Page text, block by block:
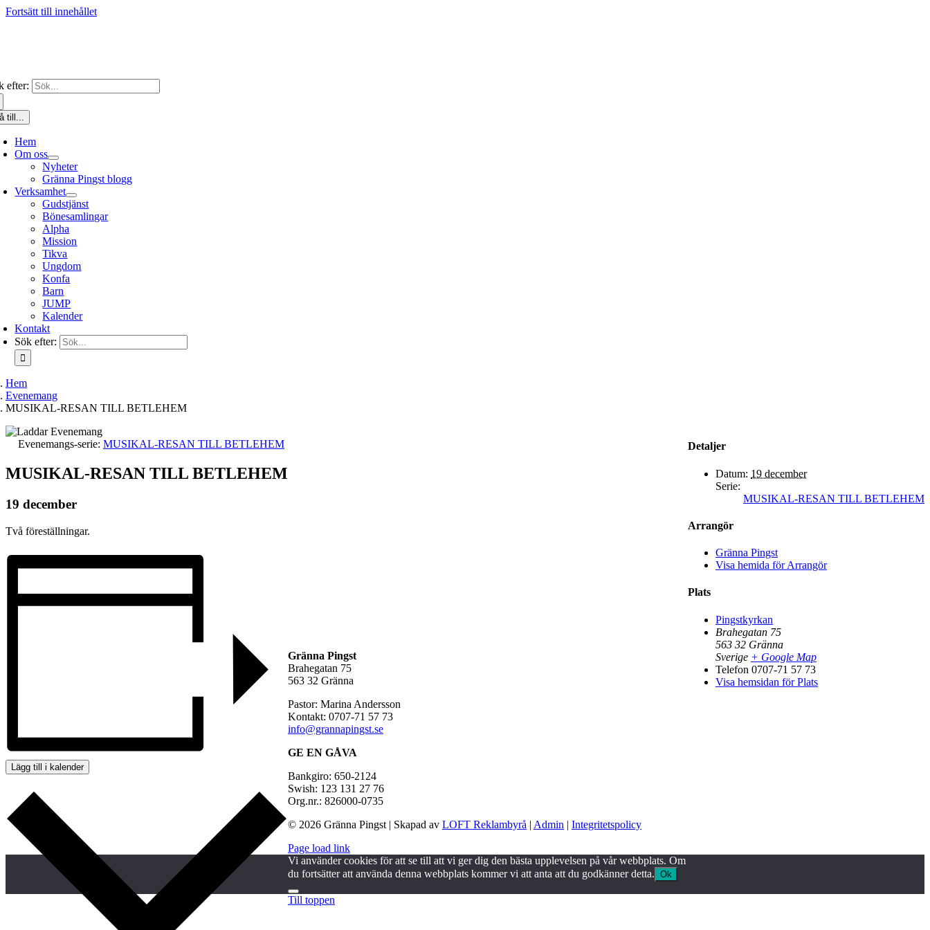
Fortsätt till innehållet
efter:
till...
Hem
Om oss
Nyheter
Gränna Pingst blogg
Verksamhet
Gudstjänst
Bönesamlingar
Alpha
Mission
Tikva
Ungdom
Konfa
Barn
JUMP
Kalender
Kontakt
Sök efter:
Hem
Evenemang
MUSIKAL-RESAN TILL BETLEHEM
Evenemangs-serie: MUSIKAL-RESAN TILL BETLEHEM
MUSIKAL-RESAN TILL BETLEHEM
19 december
Två föreställningar.
Lägg till i kalender
Detaljer
Datum: 19 december
Serie:
MUSIKAL-RESAN TILL BETLEHEM
Arrangör
Gränna Pingst
Visa hemida för Arrangör
Plats
Pingstkyrkan
Brahegatan 75
563 32 Gränna
Sverige + Google Map
Telefon 0707-71 57 73
Visa hemsidan för Plats
Gränna Pingst
Brahegatan 75
563 32 Gränna
Pastor: Marina Andersson
Kontakt: 0707-71 57 73
info@grannapingst.se
GE EN GÅVA
Bankgiro: 650-2124
Swish: 123 131 27 76
Org.nr.: 826000-0735
© 2026 Gränna Pingst | Skapad av LOFT Reklambyrå | Admin | Integritetspolicy
Page load link
Vi använder cookies för att se till att vi ger dig den bästa upplevelsen på vår webbplats. Om
du fortsätter att använda denna webbplats kommer vi att anta att du godkänner detta. Ok
Till toppen